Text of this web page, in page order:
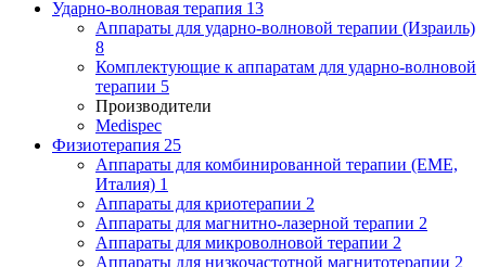
Ударно-волновая терапия 13
Аппараты для ударно-волновой терапии (Израиль)
8
Комплектующие к аппаратам для ударно-волновой
терапии 5
Производители
Medispec
Физиотерапия 25
Аппараты для комбинированной терапии (EME,
Италия) 1
Аппараты для криотерапии 2
Аппараты для магнитно-лазерной терапии 2
Аппараты для микроволновой терапии 2
Аппараты для низкочастотной магнитотерапии 2